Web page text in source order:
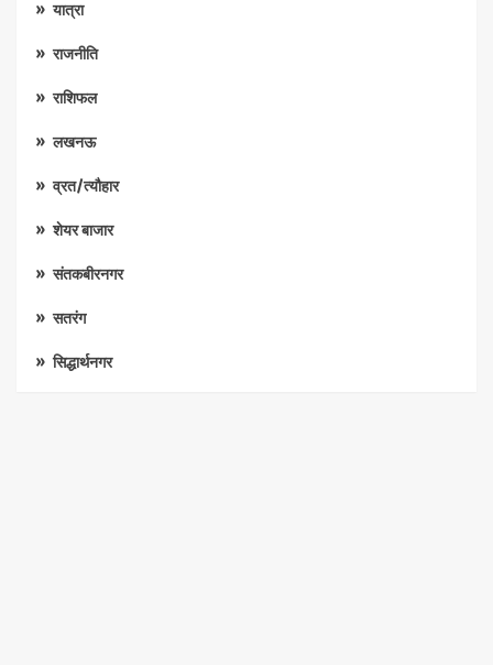
यात्रा
राजनीति
राशिफल
लखनऊ
व्रत/त्यौहार
शेयर बाजार
संतकबीरनगर
सतरंग
सिद्धार्थनगर